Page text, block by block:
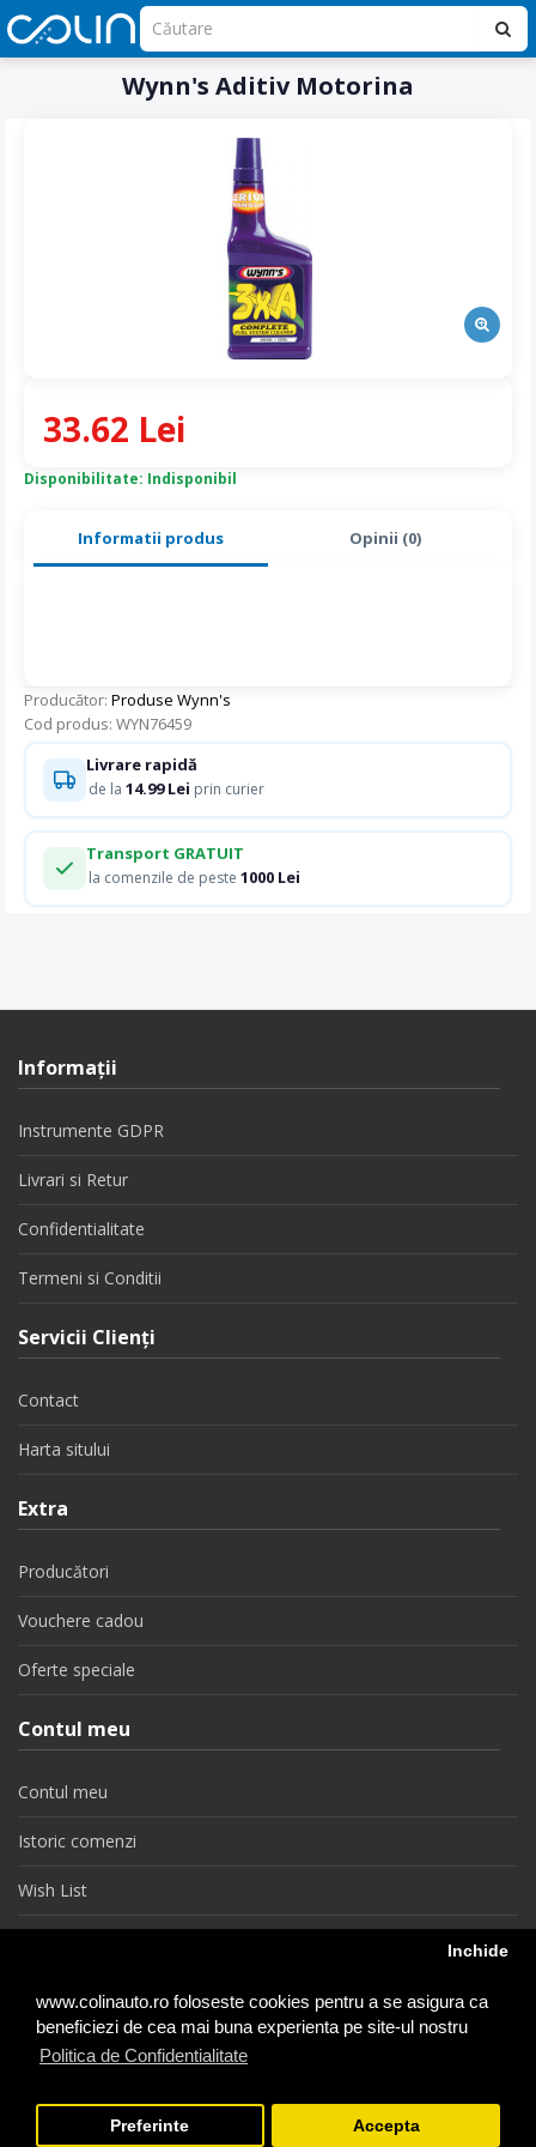
www.colinauto.ro foloseste cookies pentru a se asigura ca
beneficiezi de cea mai buna experienta pe site-ul nostru
Politica de Confidentialitate
Inchide
Preferinte Accepta
Wynn's Aditiv Motorina
Informatii produs Opinii (0)
Producător: Produse Wynn's
Cod produs: WYN76459
Disponibilitate: Indisponibil
33.62 Lei
Livrare rapidă
de la 14.99 Lei prin curier
Transport GRATUIT
la comenzile de peste 1000 Lei
Informaţii
Instrumente GDPR
Livrari si Retur
Confidentialitate
Termeni si Conditii
Servicii Clienţi
Contact
Harta sitului
Extra
Producători
Vouchere cadou
Oferte speciale
Contul meu
Contul meu
Istoric comenzi
Wish List